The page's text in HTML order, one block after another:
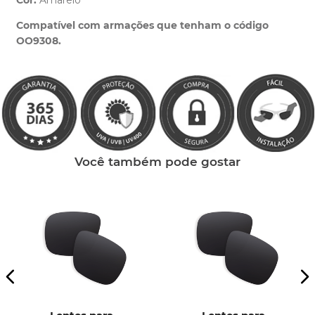
Compatível com armações que tenham o código
OO9308.
Você também pode gostar